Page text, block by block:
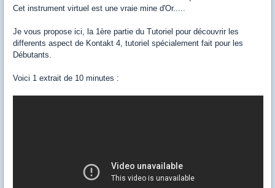
Cet instrument virtuel est une vraie mine d'Or.....
Je vous propose ici, la 1ère partie du Tutoriel pour découvrir les
differents aspect de Kontakt 4, tutoriel spécialement fait pour les
Débutants.
Voici 1 extrait de 10 minutes :